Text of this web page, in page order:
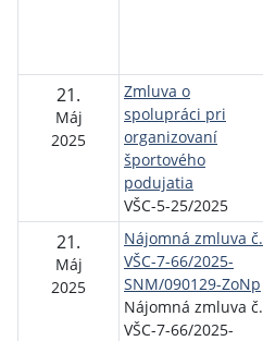
21.
Máj
2025
Zmluva o
spolupráci pri
organizovaní
športového
podujatia
VŠC-5-25/2025
21.
Máj
2025
Nájomná zmluva č.
VŠC-7-66/2025-
SNM/090129-ZoNp
Nájomná zmluva č.
VŠC-7-66/2025-